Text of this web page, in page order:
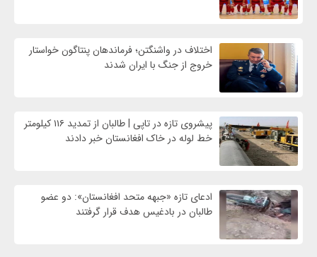
اختلاف در واشنگتن؛ فرماندهان پنتاگون خواستار
خروج از جنگ با ایران شدند
پیشروی تازه در تاپی | طالبان از تمدید ۱۱۶ کیلومتر
خط لوله در خاک افغانستان خبر دادند
ادعای تازه «جبهه متحد افغانستان»: دو عضو
طالبان در بادغیس هدف قرار گرفتند